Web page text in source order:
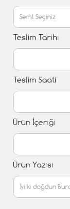
Teslim Tarihi
Teslim Saati
Ürün İçeriği
Ürün Yazısı